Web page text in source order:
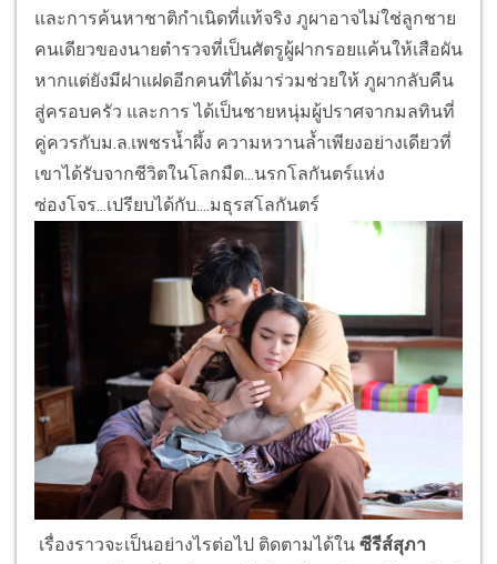
และการค้นหาชาติกำเนิดที่แท้จริง ภูผาอาจไม่ใช่ลูกชาย
คนเดียวของนายตำรวจที่เป็นศัตรูผู้ฝากรอยแค้นให้เสือผัน
หากแต่ยังมีฝาแฝดอีกคนที่ได้มาร่วมช่วยให้ ภูผากลับคืน
สู่ครอบครัว และการ ได้เป็นชายหนุ่มผู้ปราศจากมลทินที่
คู่ควรกับม.ล.เพชรน้ำผึ้ง ความหวานล้ำเพียงอย่างเดียวที่
เขาได้รับจากชีวิตในโลกมืด...นรกโลกันตร์แห่ง
ซ่องโจร...เปรียบได้กับ....มธุรสโลกันตร์
เรื่องราวจะเป็นอย่างไรต่อไป ติดตามได้ใน ซีรีส์สุภา